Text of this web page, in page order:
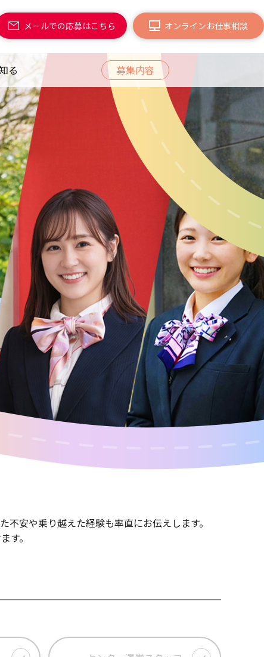
メールでの応募はこちら オンラインお仕事相談
る 募集内容
安や乗り越えた経験も率直にお伝えします。
す。